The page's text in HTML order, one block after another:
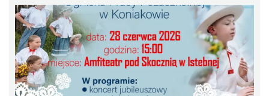
Koncert orkiestry dętej „Echo Adwentu”
Wisła